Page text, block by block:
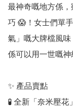
最神奇嘅地方係
巧 😱！女士們單
氣」嘅大牌檔風
係可以用一世嘅神
✨ 產品賣點
🧪 全新「奈米壓